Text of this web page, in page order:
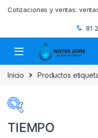
Cotizaciones y ventas:
81
Inicio Productos
TIEMPO